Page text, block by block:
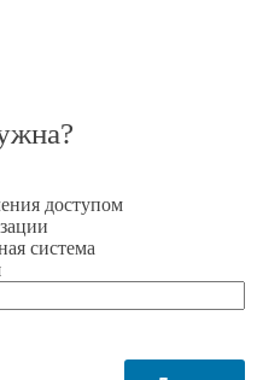
доступом
система